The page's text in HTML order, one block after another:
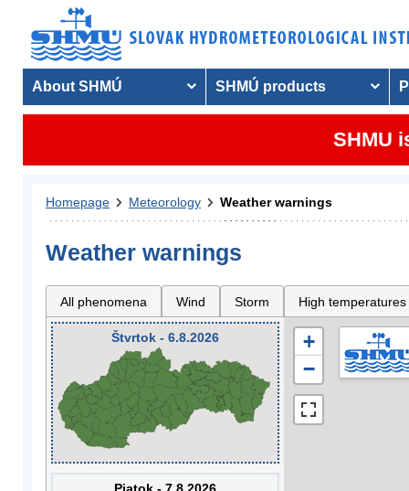
About SHMÚ SHMÚ products
SHMU
Homepage Meteorology Weather warnings
Weather warnings
All phenomena Wind Storm High temperatures
Štvrtok - 6.8.2026
+
−